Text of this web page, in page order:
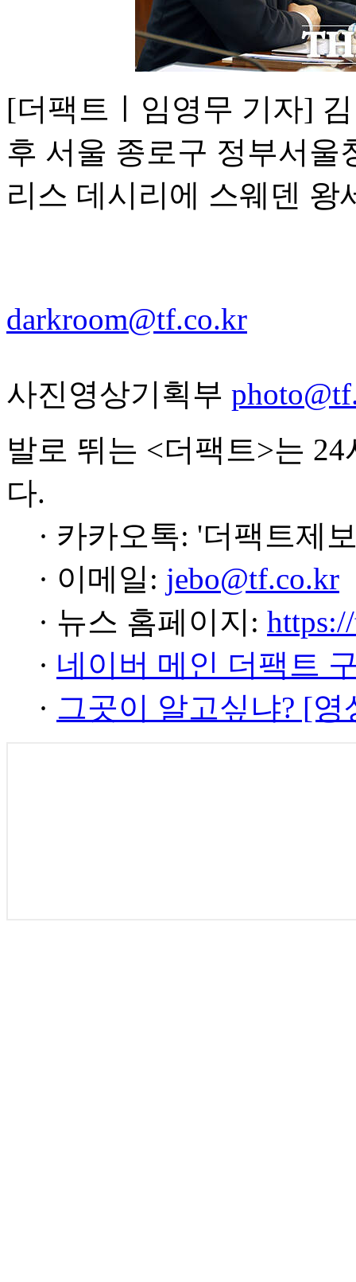
[더팩트ㅣ임영무 기자]
후 서울 종로구 정부서울
리스 데시리에 스웨덴 왕
darkroom@tf.co.kr
사진영상기획부
발로 뛰는 <더팩트>는
다.
· 카카오톡: '더팩트제
· 이메일: jebo@tf.co.kr
· 뉴스 홈페이지:
· 네이버 메인 더팩트
· 그곳이 알고싶냐? [